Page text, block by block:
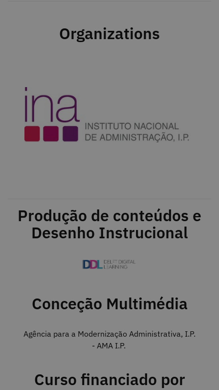
Organizations
Produção de conteúdos e
Desenho Instrucional
Conceção Multimédia
Agência para a Modernização Administrativa, I.P.
- AMA I.P.
Curso financiado por